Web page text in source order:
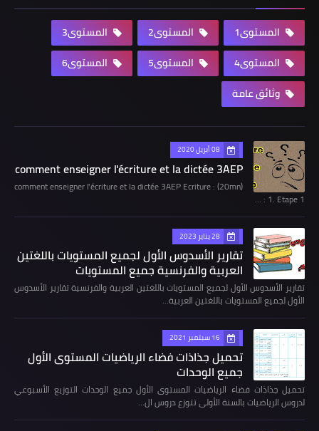
المستوى1 المستوى2
المستوى3
المستوى4
المستوى5
المستوى6
وثائق عامة
08 أبريل 2020
comment enseigner l'écriture et la dictée 3AEP
comment enseigner l'écriture et la dictée 3AEP Ecriture : (20mn)
1. Etape 1 : …
28 يناير 2023
تقارير الأسدوس الأول لجميع المستويات باللغتين
العربية والفرنسية جميع المستويات
تقارير الأسدوس الأول لجميع المستويات باللغتين العربية والفرنسية تقارير الأسدوس
الأول لجميع المستويات باللغتين العربية…
16 سبتمبر 2021
تحميل جذاذات فضاء الرياضيات المستوى الأول
جميع الوحدات
تحميل جذاذات فضاء الرياضيات المستوى الأول جميع الوحدات التوزيع الأسبوعي
لدروس الرياضيات بالسنة الأولى تتوزع دروس ال…